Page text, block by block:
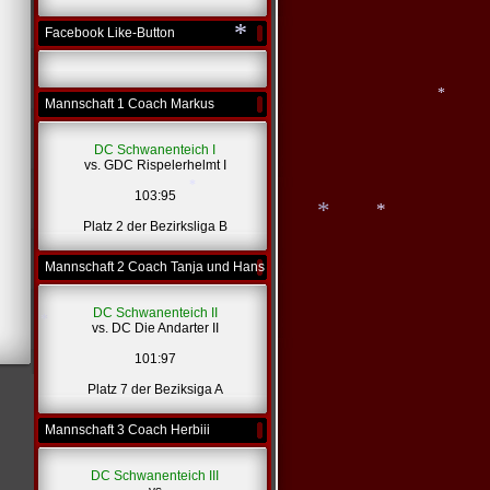
Facebook Like-Button
Mannschaft 1 Coach Markus
DC Schwanenteich I
vs. GDC Rispelerhelmt I
103:95
Platz 2 der Bezirksliga B
Mannschaft 2 Coach Tanja und Hans
DC Schwanenteich II
vs. DC Die Andarter II
101:97
Platz 7 der Beziksiga A
Mannschaft 3 Coach Herbiii
DC Schwanenteich III
*
*